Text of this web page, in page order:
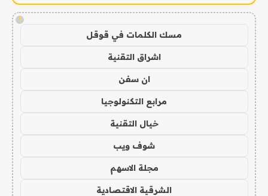
!
مسك الكلمات في قوقل
اشراق التقنية
ان سفن
مرابع التكنولوجيا
خيال التقنية
شوف ويب
مجلة الاسهم
الشرقية الاقتصادية